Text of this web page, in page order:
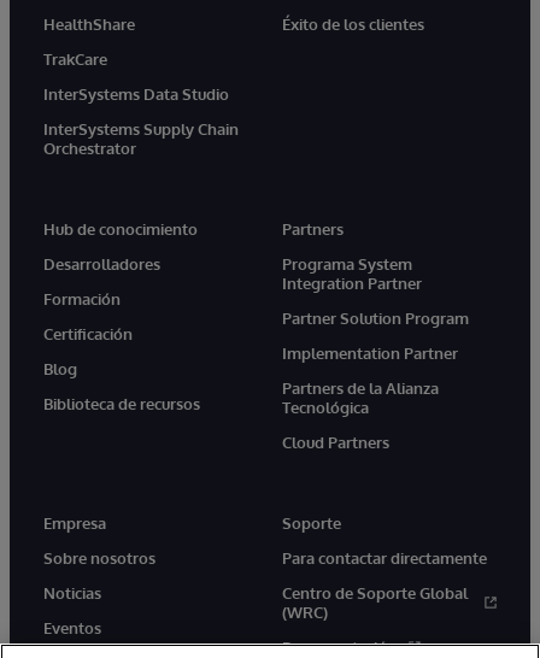
HealthShare
TrakCare
InterSystems Data Studio
InterSystems Supply Chain
Orchestrator
Éxito de los clientes
Hub de conocimiento
Desarrolladores
Formación
Certificación
Blog
Biblioteca de recursos
Partners
Programa System
Integration Partner
Partner Solution Program
Implementation Partner
Partners de la Alianza
Tecnológica
Cloud Partners
Empresa
Sobre nosotros
Noticias
Eventos
Soporte
Para contactar directamente
Centro de Soporte Global
(WRC)
Documentación